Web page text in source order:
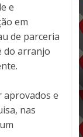
e
em
de parceria
do arranjo
aprovados e
nas